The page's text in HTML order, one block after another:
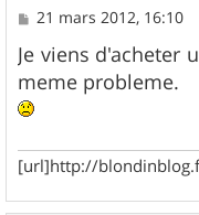
M
s
s
a
g
e
21 mars 2012, 16:10
Je viens d'acheter
meme probleme.
[url]http://